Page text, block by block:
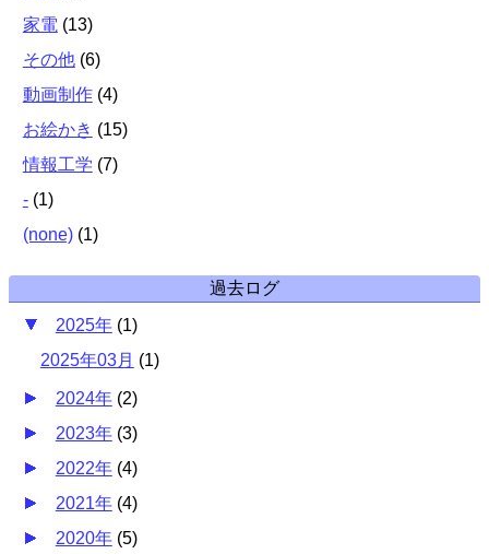
家電 (13)
その他 (6)
動画制作 (4)
お絵かき (15)
情報工学 (7)
- (1)
(none) (1)
過去ログ
2025年 (1)
2025年03月 (1)
2024年 (2)
2023年 (3)
2022年 (4)
2021年 (4)
2020年 (5)